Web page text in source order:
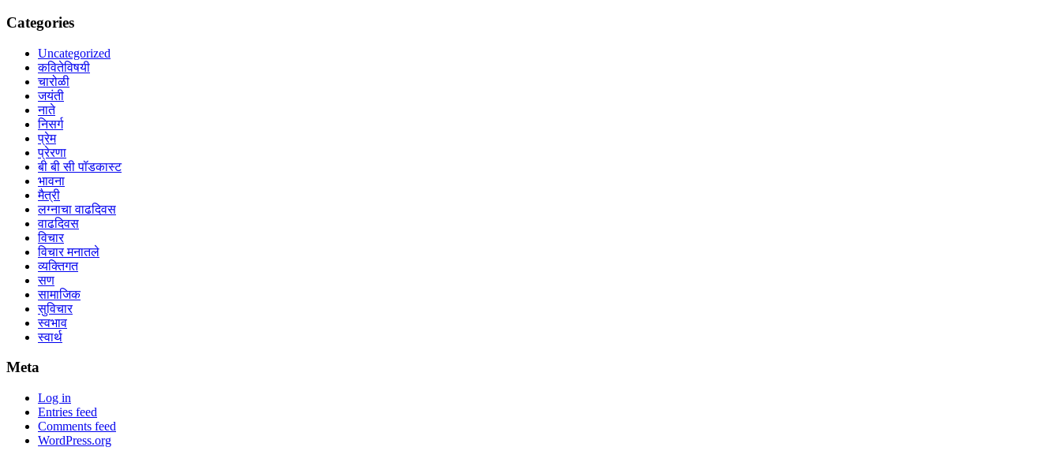
Categories
Uncategorized
कवितेविषयी
चारोळी
जयंती
नाते
निसर्ग
प्रेम
प्रेरणा
बी बी सी पॉडकास्ट
भावना
मैत्री
लग्नाचा वाढदिवस
वाढदिवस
विचार
विचार मनातले
व्यक्तिगत
सण
सामाजिक
सुविचार
स्वभाव
स्वार्थ
Meta
Log in
Entries feed
Comments feed
WordPress.org